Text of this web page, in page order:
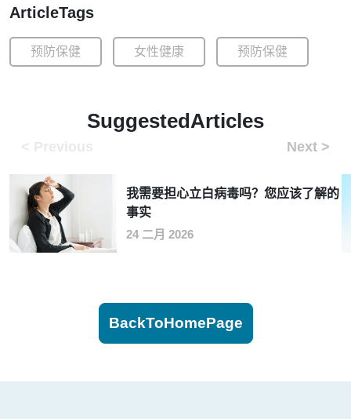
ArticleTags
预防保健 女性健康 预防保健
SuggestedArticles
我需要担心立白病毒吗？您应该了解的
事实
24 二月 2026
BackToHomePage